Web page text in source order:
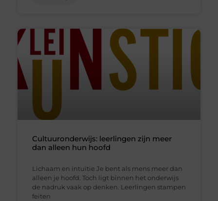
Cultuuronderwijs: leerlingen zijn meer
dan alleen hun hoofd
Lichaam en intuïtie Je bent als mens meer dan
alleen je hoofd. Toch ligt binnen het onderwijs
de nadruk vaak op denken. Leerlingen stampen
feiten